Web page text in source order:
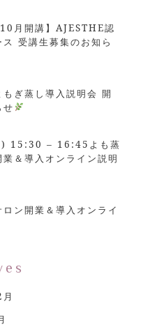
月開講】AJESTHE認
ス 受講生募集のお知ら
もぎ蒸し導入説明会 開
せ
) 15:30 – 16:45よも蒸
業＆導入オンライン説明
ロン開業＆導入オンライ